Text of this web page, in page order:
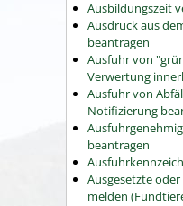
Ausbildungszeit
Ausdruck aus
beantragen
Ausfuhr von
Verwertung
Ausfuhr von
Notifizierung
beantragen
Ausgesetzte
melden